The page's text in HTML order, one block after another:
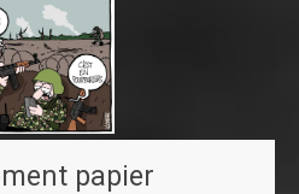
papier